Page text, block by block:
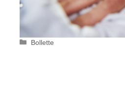
Categorie
Bollette